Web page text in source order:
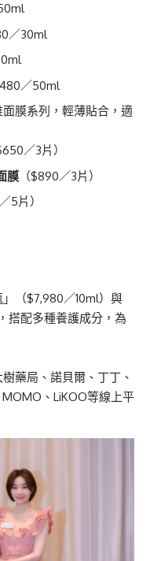
／30ml
／50ml
面膜系列，輕薄貼合，適
／3片）
膜 （$890／3片）
5片）
」（$7,980／10ml）與
搭配多種養護成分，為
藥局、諾貝爾、丁丁、
、LiKOO等線上平